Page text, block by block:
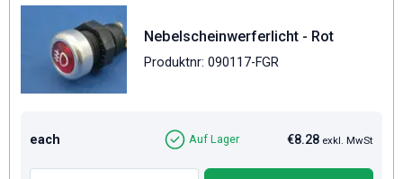
Nebelscheinwerferlicht - Rot
Produktnr: 090117-FGR
each €8.28 exkl. MwSt
Auf Lager